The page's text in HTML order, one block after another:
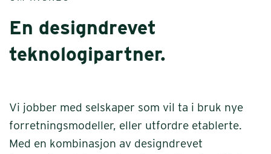
En designdrevet
teknologipartner.
Vi jobber med selskaper som vil ta i bruk nye
forretningsmodeller, eller utfordre etablerte.
Med en kombinasjon av designdrevet